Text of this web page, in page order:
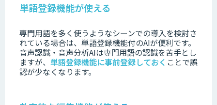
単語登録機能が使える
専門用語を多く使うようなシーンでの導入を検討さ
れている場合は、単語登録機能付のAIが便利です。
音声認識・音声分析AIは専門用語の認識を苦手とし
ますが、 単語登録機能に事前登録しておく ことで誤
認が少なくなります。